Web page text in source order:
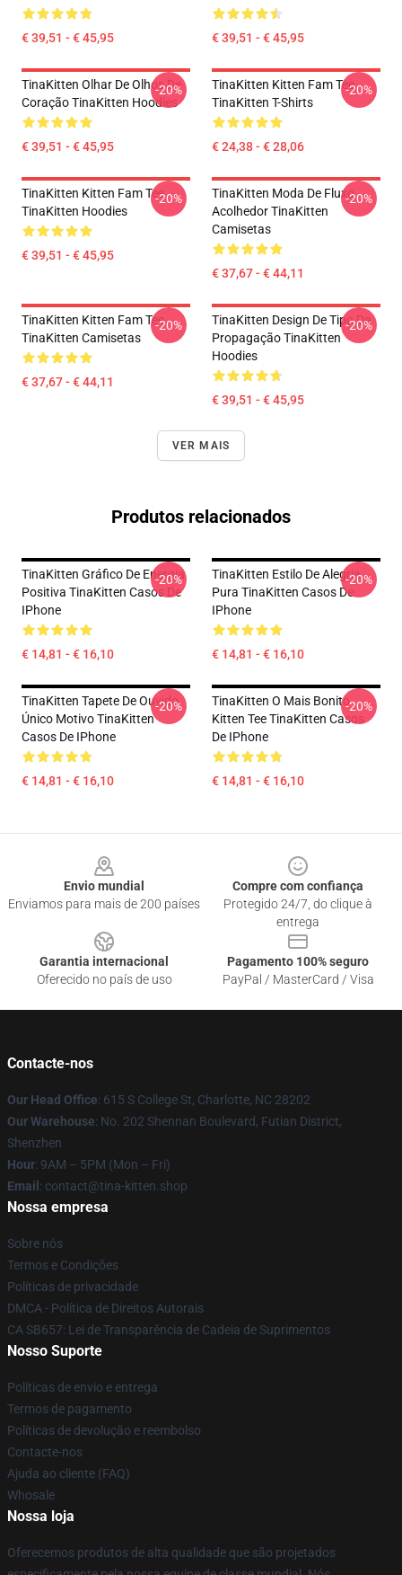
€ 39,51 - € 45,95 € 39,51 - € 45,95
TinaKitten Olhar De Olhos De
Coração TinaKitten Hoodies
€ 39,51 - € 45,95
-20%
TinaKitten Kitten Fam Tee
TinaKitten T-Shirts
€ 24,38 - € 28,06
-20%
TinaKitten Kitten Fam Tee
TinaKitten Hoodies
€ 39,51 - € 45,95
-20%
TinaKitten Moda De Fluxo
Acolhedor TinaKitten
Camisetas
€ 37,67 - € 44,11
-20%
TinaKitten Kitten Fam Tee
TinaKitten Camisetas
€ 37,67 - € 44,11
-20%
TinaKitten Design De Tipo De
Propagação TinaKitten
Hoodies
€ 39,51 - € 45,95
-20%
VER MAIS
Produtos relacionados
TinaKitten Gráfico De Energia
Positiva TinaKitten Casos De
IPhone
€ 14,81 - € 16,10
-20%
TinaKitten Estilo De Alegria
Pura TinaKitten Casos De
IPhone
€ 14,81 - € 16,10
-20%
TinaKitten Tapete De Ouvido
Único Motivo TinaKitten
Casos De IPhone
€ 14,81 - € 16,10
-20%
TinaKitten O Mais Bonito
Kitten Tee TinaKitten Casos
De IPhone
€ 14,81 - € 16,10
-20%
Envio mundial
Enviamos para mais de 200 países
Compre com confiança
Protegido 24/7, do clique à
entrega
Garantia internacional
Oferecido no país de uso
Pagamento 100% seguro
PayPal / MasterCard / Visa
Contacte-nos
Our Head Office: 615 S College St, Charlotte, NC 28202
Our Warehouse: No. 202 Shennan Boulevard, Futian District,
Shenzhen
Hour: 9AM – 5PM (Mon – Fri)
Email : contact@tina-kitten.shop
Nossa empresa
Sobre nós
Termos e Condições
Políticas de privacidade
DMCA - Política de Direitos Autorais
CA SB657: Lei de Transparência de Cadeia de Suprimentos
Nosso Suporte
Políticas de envio e entrega
Termos de pagamento
Políticas de devolução e reembolso
Contacte-nos
Ajuda ao cliente (FAQ)
Whosale
Nossa loja
Oferecemos produtos de alta qualidade que são projetados